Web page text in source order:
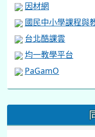
因材網
國民中小學課程與
台北酷課雲
均一教學平台
PaGamO
:::